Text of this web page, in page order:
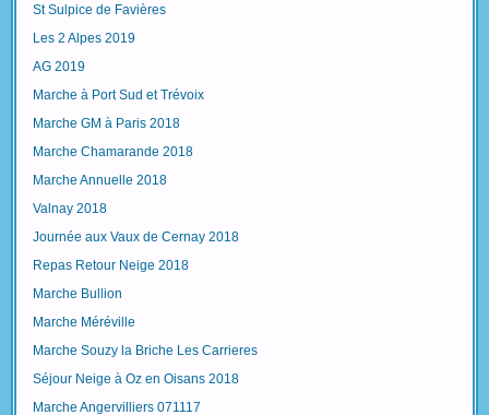
St Sulpice de Favières
Les 2 Alpes 2019
AG 2019
Marche à Port Sud et Trévoix
Marche GM à Paris 2018
Marche Chamarande 2018
Marche Annuelle 2018
Valnay 2018
Journée aux Vaux de Cernay 2018
Repas Retour Neige 2018
Marche Bullion
Marche Méréville
Marche Souzy la Briche Les Carrieres
Séjour Neige à Oz en Oisans 2018
Marche Angervilliers 071117